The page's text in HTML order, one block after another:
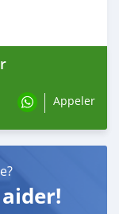
Appeler